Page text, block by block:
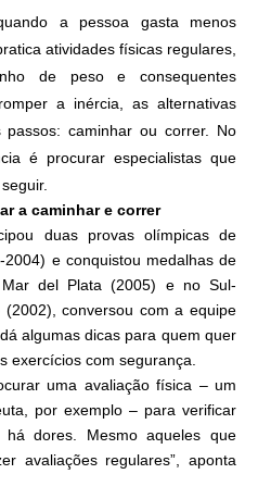
a pessoa gasta menos
atividades físicas regulares,
de peso e consequentes
a inércia, as alternativas
caminhar ou correr. No
é procurar especialistas que
a caminhar e correr
duas provas olímpicas de
e conquistou medalhas de
del Plata (2005) e no Sul-
conversou com a equipe
algumas dicas para quem quer
exercícios com segurança.
uma avaliação física – um
por exemplo – para verificar
dores. Mesmo aqueles que
avaliações regulares”, aponta